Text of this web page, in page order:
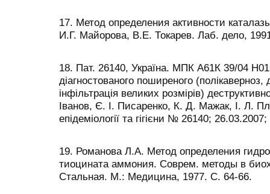
17. Метод определения активности
И.Г. Майорова, В.Е. Токарев. Лаб. дело,
18. Пат. 26140, Україна. МПК А61К 39/04
діагностованого поширеного (полікаверноз,
інфільтрація великих розмірів)
Іванов, Є. І. Писаренко, К. Д. Мажак, І. Л.
епідеміології та гігієни № 26140;
19. Романова Л.А. Метод определения
тиоцината аммония. Соврем. методы в
Стальная. М.: Медицина, 1977. С. 64-66.